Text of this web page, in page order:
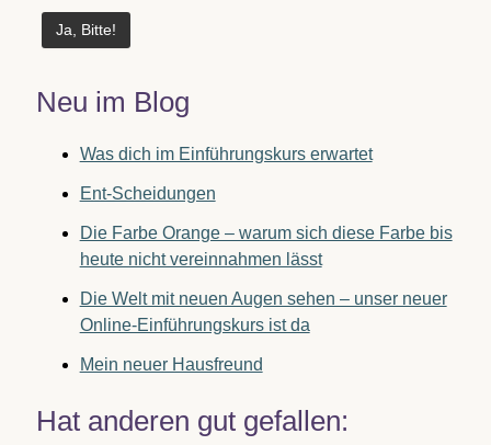
Neu im Blog
Was dich im Einführungskurs erwartet
Ent-Scheidungen
Die Farbe Orange – warum sich diese Farbe bis
heute nicht vereinnahmen lässt
Die Welt mit neuen Augen sehen – unser neuer
Online-Einführungskurs ist da
Mein neuer Hausfreund
Hat anderen gut gefallen: